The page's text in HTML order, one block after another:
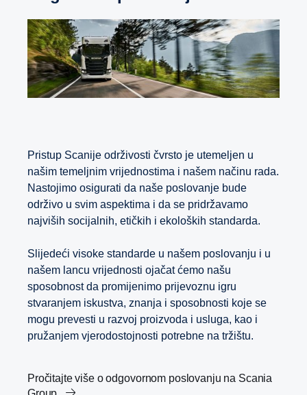
Pristup Scanije održivosti čvrsto je utemeljen u
našim temeljnim vrijednostima i našem načinu rada.
Nastojimo osigurati da naše poslovanje bude
održivo u svim aspektima i da se pridržavamo
najviših socijalnih, etičkih i ekoloških standarda.
Slijedeći visoke standarde u našem poslovanju i u
našem lancu vrijednosti ojačat ćemo našu
sposobnost da promijenimo prijevoznu igru
stvaranjem iskustva, znanja i sposobnosti koje se
mogu prevesti u razvoj proizvoda i usluga, kao i
pružanjem vjerodostojnosti potrebne na tržištu.
Pročitajte više o odgovornom poslovanju na Scania